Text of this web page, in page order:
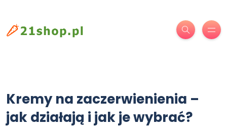
Kremy na zaczerwienienia –
jak działają i jak je wybrać?